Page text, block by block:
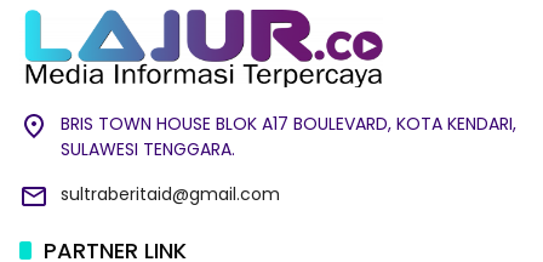
BRIS TOWN HOUSE BLOK A17 BOULEVARD, KOTA KENDARI,
SULAWESI TENGGARA.
sultraberitaid@gmail.com
PARTNER LINK